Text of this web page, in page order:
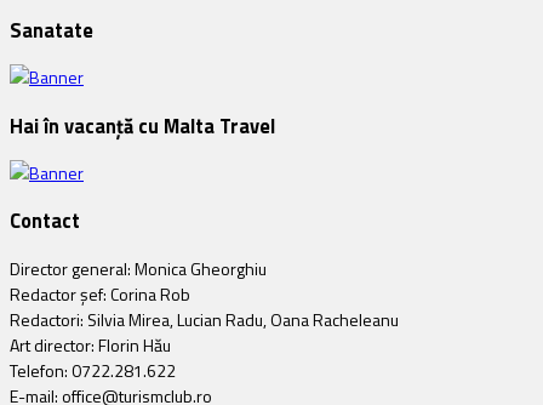
Sanatate
Hai în vacanță cu Malta Travel
Contact
Director general: Monica Gheorghiu
Redactor șef: Corina Rob
Redactori: Silvia Mirea, Lucian Radu, Oana Racheleanu
Art director: Florin Hău
Telefon: 0722.281.622
E-mail: office@turismclub.ro